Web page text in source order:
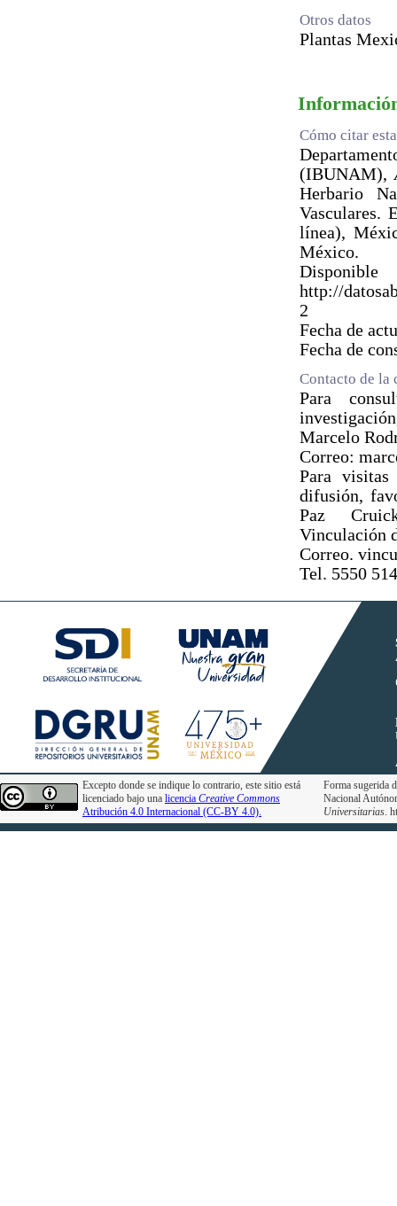
Otros datos
Plantas
Cómo citar
(IBUNAM),
Herbario
Vasculares.
línea),
México.
http://
2
Fecha de
Fecha de
Contacto de la
Para
Marcelo
Correo:
Para
difusión,
Paz
Vinculación
Correo.
Tel. 5550